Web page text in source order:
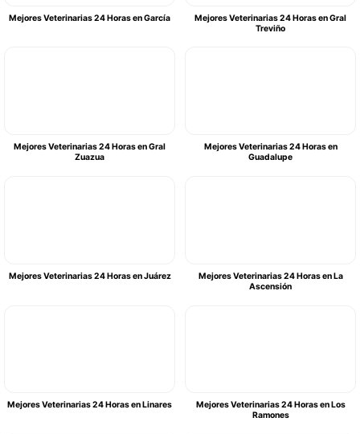
Mejores Veterinarias 24 Horas en García
Mejores Veterinarias 24 Horas en Gral
Treviño
Mejores Veterinarias 24 Horas en Gral
Zuazua
Mejores Veterinarias 24 Horas en
Guadalupe
Mejores Veterinarias 24 Horas en Juárez
Mejores Veterinarias 24 Horas en La
Ascensión
Mejores Veterinarias 24 Horas en Linares
Mejores Veterinarias 24 Horas en Los
Ramones